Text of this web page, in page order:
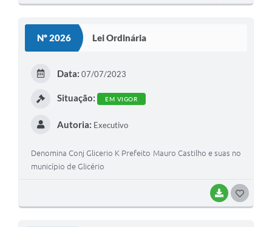
Nº 2026 Lei Ordinária
BAIXAR
Data: 07/07/2023
Situação: EM VIGOR
Autoria: Executivo
Denomina Conj Glicerio K Prefeito Mauro Castilho e suas no
município de Glicério